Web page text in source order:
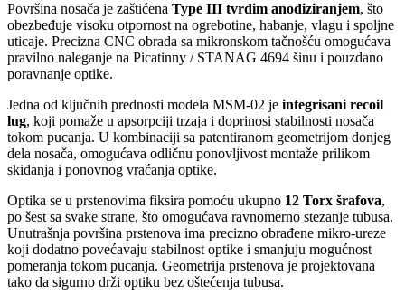
Površina nosača je zaštićena Type III tvrdim anodiziranjem, što
obezbeđuje visoku otpornost na ogrebotine, habanje, vlagu i spoljne
uticaje. Precizna CNC obrada sa mikronskom tačnošću omogućava
pravilno naleganje na Picatinny / STANAG 4694 šinu i pouzdano
poravnanje optike.
Jedna od ključnih prednosti modela MSM-02 je integrisani recoil
lug, koji pomaže u apsorpciji trzaja i doprinosi stabilnosti nosača
tokom pucanja. U kombinaciji sa patentiranom geometrijom donjeg
dela nosača, omogućava odličnu ponovljivost montaže prilikom
skidanja i ponovnog vraćanja optike.
Optika se u prstenovima fiksira pomoću ukupno 12 Torx šrafova,
po šest sa svake strane, što omogućava ravnomerno stezanje tubusa.
Unutrašnja površina prstenova ima precizno obrađene mikro-ureze
koji dodatno povećavaju stabilnost optike i smanjuju mogućnost
pomeranja tokom pucanja. Geometrija prstenova je projektovana
tako da sigurno drži optiku bez oštećenja tubusa.